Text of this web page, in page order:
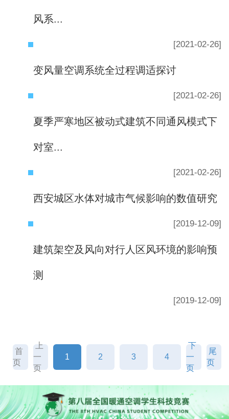
风系...
[2021-02-26]
变风量空调系统全过程调适探讨
[2021-02-26]
夏季严寒地区被动式建筑不同通风模式下
对室...
[2021-02-26]
西安城区水体对城市气候影响的数值研究
[2019-12-09]
建筑架空及风向对行人区风环境的影响预
测
[2019-12-09]
首
页
上
一
页
1 2 3 4
下
一
页
尾
页